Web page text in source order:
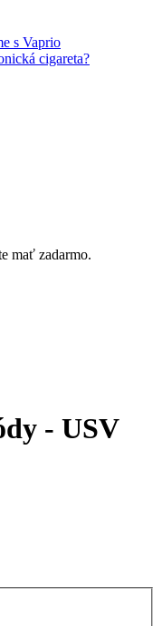
s Vaprio
cigareta?
mať zadarmo.
- USV